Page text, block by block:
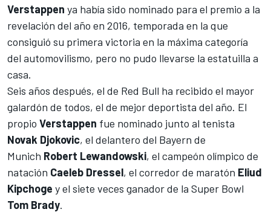
Verstappen ya había sido nominado para el premio a la
revelación del año en 2016, temporada en la que
consiguió su primera victoria en la máxima categoría
del automovilismo, pero no pudo llevarse la estatuilla a
casa.
Seis años después, el de Red Bull ha recibido el mayor
galardón de todos, el de mejor deportista del año. El
propio Verstappen fue nominado junto al tenista
Novak Djokovic, el delantero del Bayern de
Munich Robert Lewandowski, el campeón olímpico de
natación Caeleb Dressel, el corredor de maratón Eliud
Kipchoge y el siete veces ganador de la Super Bowl
Tom Brady.